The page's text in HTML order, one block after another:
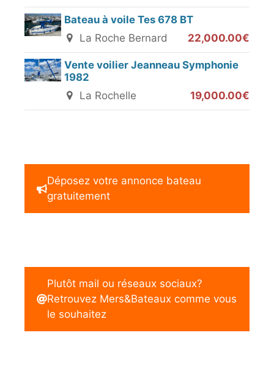
Bateau à voile Tes 678 BT
La Roche Bernard
22,000.00€
Vente voilier Jeanneau Symphonie
1982
La Rochelle
19,000.00€
Déposez votre annonce bateau
gratuitement
Plutôt mail ou réseaux sociaux?
Retrouvez Mers&Bateaux comme vous
le souhaitez